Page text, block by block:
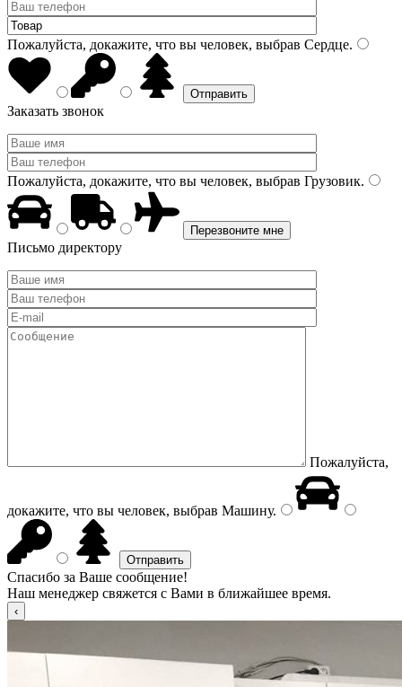
Пожалуйста, докажите, что вы человек, выбрав Сердце.
Заказать звонок
Пожалуйста, докажите, что вы человек, выбрав Грузовик.
Письмо директору
Пожалуйста,
докажите, что вы человек, выбрав Машину.
Спасибо за Ваше сообщение!
Наш менеджер свяжется с Вами в ближайшее время.